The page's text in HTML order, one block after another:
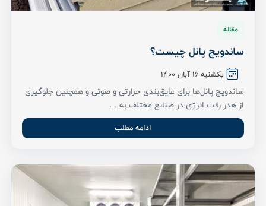
مقاله
ساندویچ پانل چیست؟
یکشنبه ۱۶ آبان ۱۴۰۰
ساندویچ پانل‌ها برای عایق‌بندی حرارتی و صوتی و همچنین جلوگیری
از هدر رفت انرژی در صنایع مختلف به ...
ادامه مطلب